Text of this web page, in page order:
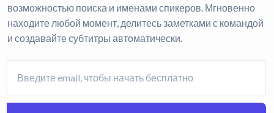
возможностью поиска и именами спикеров. Мгновенно
находите любой момент, делитесь заметками с командой
и создавайте субтитры автоматически.